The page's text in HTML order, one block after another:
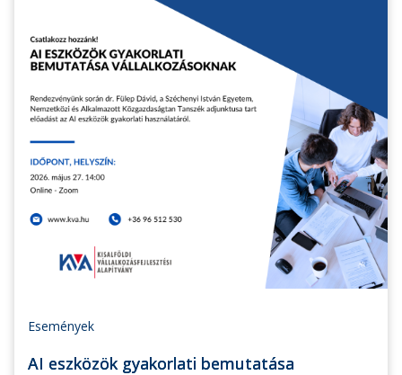
Események
AI eszközök gyakorlati bemutatása